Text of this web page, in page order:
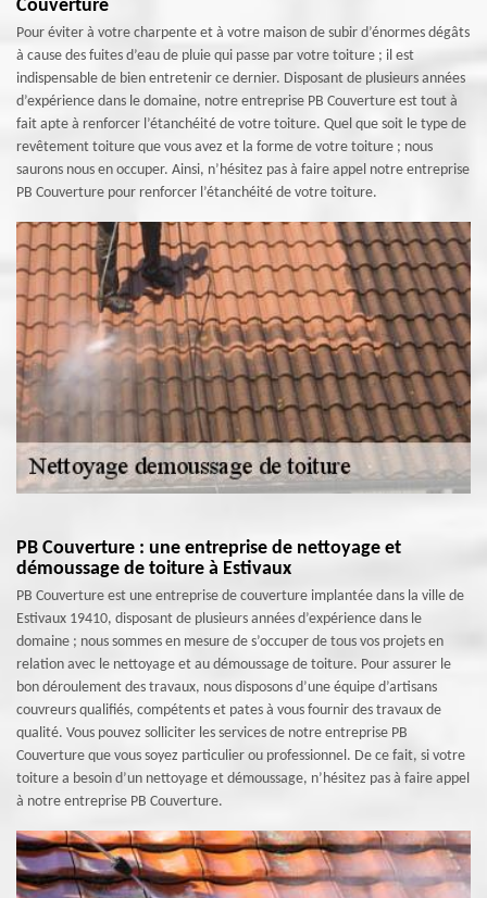
Couverture
Pour éviter à votre charpente et à votre maison de subir d’énormes dégâts
à cause des fuites d’eau de pluie qui passe par votre toiture ; il est
indispensable de bien entretenir ce dernier. Disposant de plusieurs années
d’expérience dans le domaine, notre entreprise PB Couverture est tout à
fait apte à renforcer l’étanchéité de votre toiture. Quel que soit le type de
revêtement toiture que vous avez et la forme de votre toiture ; nous
saurons nous en occuper. Ainsi, n’hésitez pas à faire appel notre entreprise
PB Couverture pour renforcer l’étanchéité de votre toiture.
PB Couverture : une entreprise de nettoyage et
démoussage de toiture à Estivaux
PB Couverture est une entreprise de couverture implantée dans la ville de
Estivaux 19410, disposant de plusieurs années d’expérience dans le
domaine ; nous sommes en mesure de s’occuper de tous vos projets en
relation avec le nettoyage et au démoussage de toiture. Pour assurer le
bon déroulement des travaux, nous disposons d’une équipe d’artisans
couvreurs qualifiés, compétents et pates à vous fournir des travaux de
qualité. Vous pouvez solliciter les services de notre entreprise PB
Couverture que vous soyez particulier ou professionnel. De ce fait, si votre
toiture a besoin d’un nettoyage et démoussage, n’hésitez pas à faire appel
à notre entreprise PB Couverture.